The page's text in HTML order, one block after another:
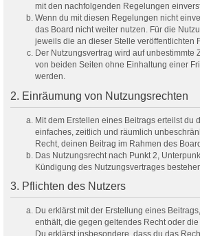
mit den nachfolgenden Regelungen
Wenn du mit diesen Regelungen nicht
das Board nicht weiter nutzen. Für die
jeweils die an dieser Stelle veröffentlichten
Der Nutzungsvertrag wird auf unbestimmte
von beiden Seiten ohne Einhaltung einer
werden.
2. Einräumung von Nutzungsrechten
Mit dem Erstellen eines Beitrags erteilst du
einfaches, zeitlich und räumlich
Recht, deinen Beitrag im Rahmen des
Das Nutzungsrecht nach Punkt 2,
Kündigung des Nutzungsvertrages
3. Pflichten des Nutzers
Du erklärst mit der Erstellung eines
enthält, die gegen geltendes Recht oder